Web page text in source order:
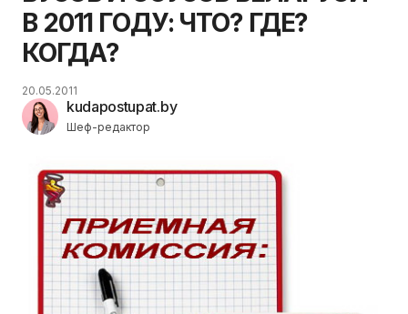
В 2011 ГОДУ: ЧТО? ГДЕ?
КОГДА?
kudapostupat.by
Шеф-редактор
20.05.2011